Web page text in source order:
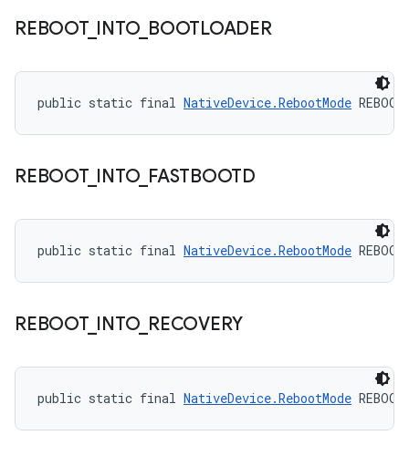
REBOOT_ INTO_ BOOTLOADER
public static final NativeDevice.RebootMode
REBOOT_ INTO_ FASTBOOTD
public static final NativeDevice.RebootMode
REBOOT_ INTO_ RECOVERY
public static final NativeDevice.RebootMode